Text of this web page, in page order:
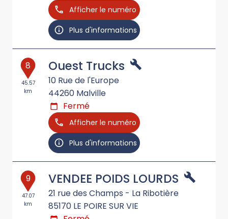
Afficher le numéro
Plus d'informations
8
45.57
km
Ouest Trucks
10 Rue de l'Europe
44260 Malville
Fermé
Afficher le numéro
Plus d'informations
9
47.07
km
VENDEE POIDS LOURDS
21 rue des Champs - La Ribotière
85170 LE POIRE SUR VIE